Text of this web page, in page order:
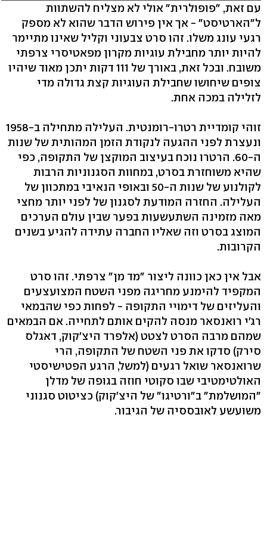
עם זאת, "פופולרית" אולי לא מצליח להשתוות
ל"הארטיסט" - אך אין פירוש הדבר שהוא לא מספק
רגעי עונג משלו. זהו סרט צבעוני וקליל שאינו מתיימר
להיות יותר מחבילת עוגיות מקרון מפאטיסרי צרפתי
משובח. ובכל זאת, באורך של 111 דקות יתכן מאוד שיהיו
צופים שיחושו שחבילת העוגיות קצת גדולה מדי
לזלילה במכה אחת.
זוהי קומדיית רטרו-רומנטית. העלילה מתחילה ב-1958
ונעצרת לפני ההגעה לנקודת הזמן המהותית של שנות
ה-60. הרטרו נוכח בעיצוב המוקצן של התקופה, כפי
שהיא משוחזרת בסרט, במחוות הסגנוניות הרבות
לקולנוע של שנות ה-50 ובאופי הנאיבי במתכוון של
העלילה. החזרה המודעת לסגנון של לפני יותר מחצי
מאה מזמינה השתעשעות בפער שבין עולם הערכים
המוצג בסרט וזה שאליו החברה עתידה להגיע בשנים
הקרובות.
אבל אין כאן כוונה ליצור "מד מן" צרפתי. זהו סרט
המקפיד להימנע מחריגה מפני השטח המצועצעים
והעליזים של דימויי התקופה - לפחות כפי שהבמאי
רג'י רואנסאר מנסה להקים אותם לתחייה. אם הבמאים
שמהם מרבה הסרט לצטט (אלפרד היצ'קוק, דאגלס
סירק) סדקו את פני השטח של התקופה, הרי
שרואנסאר שואל רגעים (למשל, הרגע הפטישיסטי
האולטימטיבי שבו סקוטי חוזה בגופה של מדלן
"המושלמת" ב"ורטיגו" של היצ'קוק) כציטוט סגנוני
משועשע לאובססיה של הגיבור.